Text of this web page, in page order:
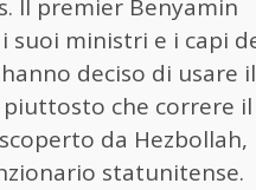
Il premier Benyamin
suoi ministri e i capi
deciso di usare il
che correre
da Hezbollah,
statunitense.